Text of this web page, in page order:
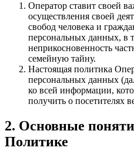
Оператор ставит своей
осуществления своей
свобод человека и
персональных данных, в
неприкосновенность
семейную тайну.
Настоящая политика
персональных данных
ко всей информации,
получить о посетителях
2. Основные
Политике